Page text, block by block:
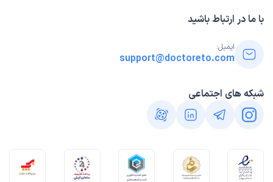
با ما در ارتباط باشید
ایمیل:
support@doctoreto.com
شبکه های اجتماعی